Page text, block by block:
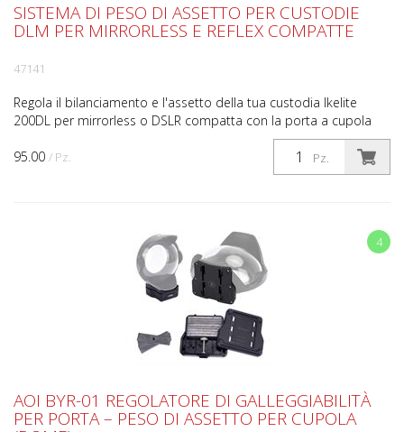
95.00 / Pz. Pz.
SISTEMA DI PESO DI ASSETTO PER CUSTODIE
DLM PER MIRRORLESS E REFLEX COMPATTE
47141
Regola il bilanciamento e l'assetto della tua custodia Ikelite
200DL per mirrorless o DSLR compatta con la porta a cupola
DLM da 8" collegata. Le nostre custodie e porte ...
4
AOI BYR-01 REGOLATORE DI GALLEGGIABILITÀ
PER PORTA – PESO DI ASSETTO PER CUPOLA